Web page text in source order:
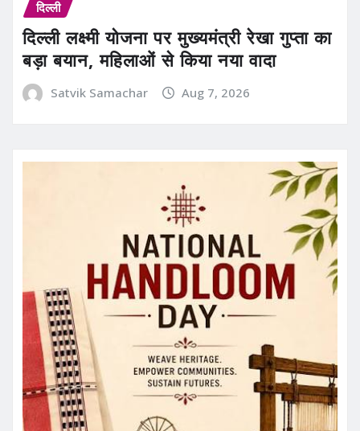
दिल्ली
दिल्ली लक्ष्मी योजना पर मुख्यमंत्री रेखा गुप्ता का
बड़ा बयान, महिलाओं से किया नया वादा
Satvik Samachar Aug 7, 2026